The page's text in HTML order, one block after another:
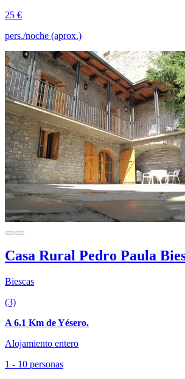
25 €
pers./noche (aprox.)
Casa Rural Pedro Paula
Biescas
(3)
A 6.1 Km de Yésero.
Alojamiento entero
1 - 10 personas